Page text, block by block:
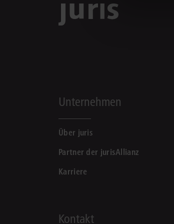
Unternehmen
Über juris
Partner der jurisAllianz
Karriere
Kontakt